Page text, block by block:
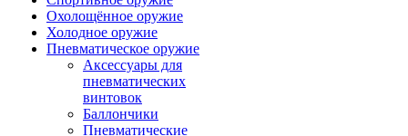
Охолощённое оружие
Холодное оружие
Пневматическое оружие
Аксессуары для
пневматических
винтовок
Баллончики
Пневматические